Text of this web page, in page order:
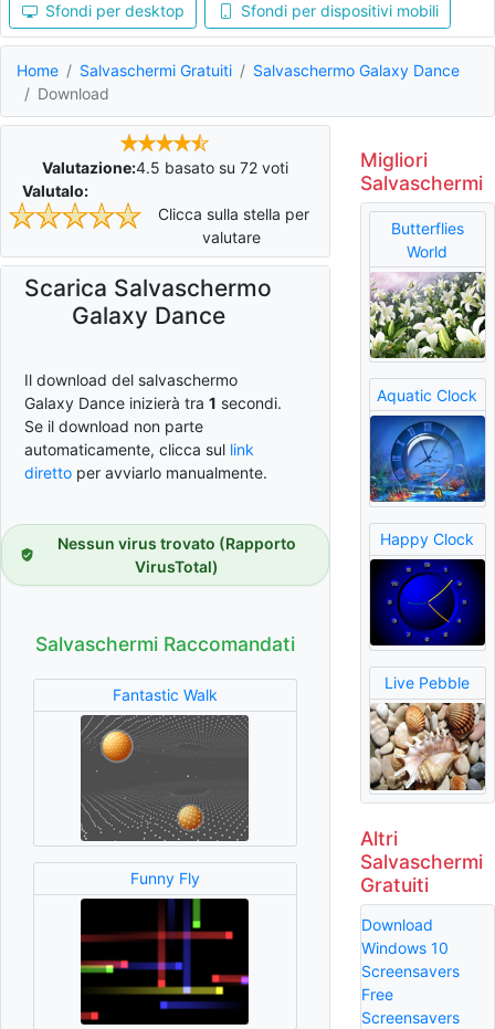
Sfondi per desktop Sfondi per dispositivi mobili
Home Salvaschermi Gratuiti
Salvaschermo Galaxy Dance
Download
Valutazione:4.5 basato su 72voti
Valutalo:
Clicca sulla stella per
valutare
Scarica Salvaschermo
Galaxy Dance
Il download del salvaschermo
Galaxy Dance inizierà tra 0 secondi.
Se il download non parte
automaticamente, clicca sul link
diretto per avviarlo manualmente.
Nessun virus trovato (Rapporto
VirusTotal)
Salvaschermi Raccomandati
Fantastic Walk
Funny Fly
Migliori
Salvaschermi
Butterflies
World
Aquatic Clock
Happy Clock
Live Pebble
Altri
Salvaschermi
Gratuiti
Download
Windows 10
Screensavers
Free
Screensavers